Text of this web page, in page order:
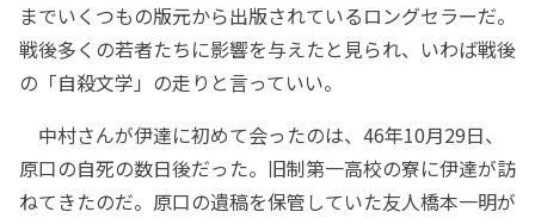
までいくつもの版元から出版されているロングセラーだ。
戦後多くの若者たちに影響を与えたと見られ、いわば戦後
の「自殺文学」の走りと言っていい。
中村さんが伊達に初めて会ったのは、46年10月29日、
原口の自死の数日後だった。旧制第一高校の寮に伊達が訪
ねてきたのだ。原口の遺稿を保管していた友人橋本一明が